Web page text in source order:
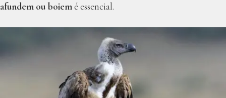
afundem ou boiemé essencial.